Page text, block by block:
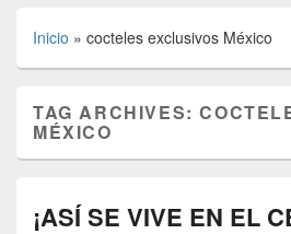
Inicio » cocteles exclusivos México
TAG ARCHIVES:
MÉXICO
¡ASÍ SE VIVE EN EL